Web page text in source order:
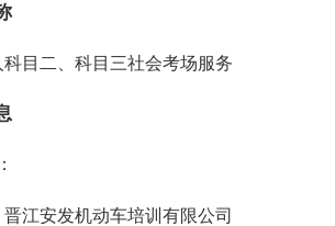
二、科目三社会考场服务
安发机动车培训有限公司